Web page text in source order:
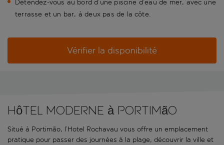
Détendez-vous au bord d’une piscine d’eau de mer, avec une
terrasse et un bar, à deux pas de la côte.
Vérifier la disponibilité
Hôtel moderne à Portimão
Situé à Portimão, l’Hotel Rochavau vous offre un emplacement
pratique pour passer des journées à la plage, découvrir la ville et